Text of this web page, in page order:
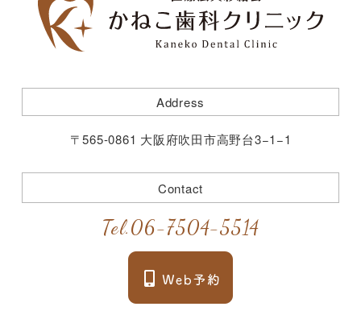
Address
〒565-0861 大阪府吹田市高野台3−1−1
Contact
Tel.06-7504-5514